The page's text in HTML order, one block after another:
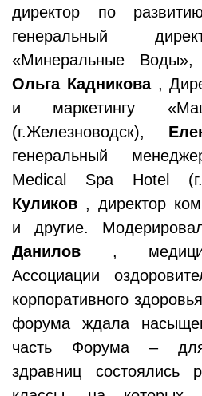
директор по
генеральный
«Минеральные Воды»,
Ольга Кадникова,
и маркетингу
(г.Железноводск),
генеральный
Medical Spa Hotel
Куликов , директор
и другие.
Данилов ,
Ассоциации
корпоративного
форума ждала
часть Форума – для
здравниц состоялись